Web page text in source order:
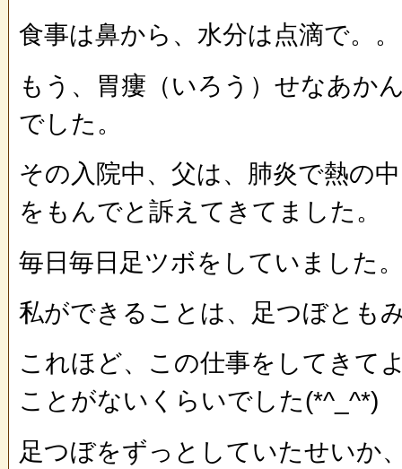
食事は鼻から、水分は点滴で。
もう、胃瘻（いろう）せなあか
でした。
その入院中、父は、肺炎で熱の
をもんでと訴えてきてました。
毎日毎日足ツボをしていました
私ができることは、足つぼとも
これほど、この仕事をしてきて
ことがないくらいでした(*^_^*)
足つぼをずっとしていたせいか